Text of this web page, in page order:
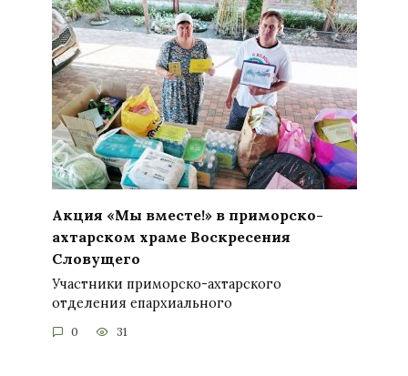
Акция «Мы вместе!» в приморско-
ахтарском храме Воскресения
Словущего
Участники приморско-ахтарского
отделения епархиального
0 31